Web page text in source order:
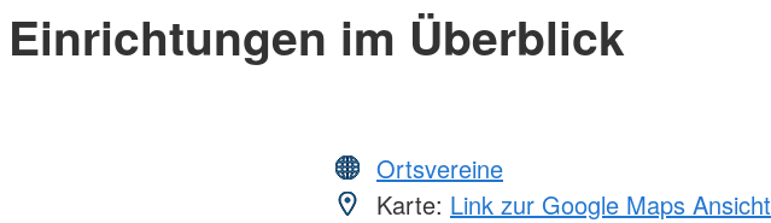
Einrichtungen im Überblick
Ortsvereine
Karte: Link zur Google Maps Ansicht